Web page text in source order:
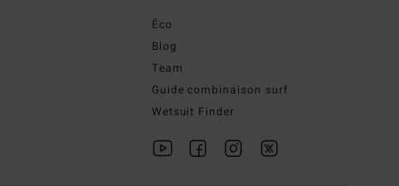
Éco
Blog
Team
Guide combinaison surf
Wetsuit Finder